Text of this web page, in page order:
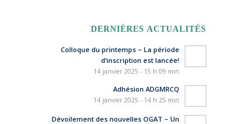
DERNIÈRES ACTUALITÉS
Colloque du printemps – La période
d’inscription est lancée!
14 janvier 2025 - 15 h 09 min
Adhésion ADGMRCQ
14 janvier 2025 - 14 h 25 min
Dévoilement des nouvelles OGAT – Un